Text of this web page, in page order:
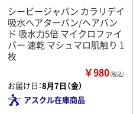
シービージャパン カラリデイ
吸水ヘアターバン/ヘアバン
ド 吸水力5倍 マイクロファイ
バー 速乾 マシュマロ肌触り 1
枚
￥980（税込）
お届け日：8月7日（金）
アスクル在庫商品